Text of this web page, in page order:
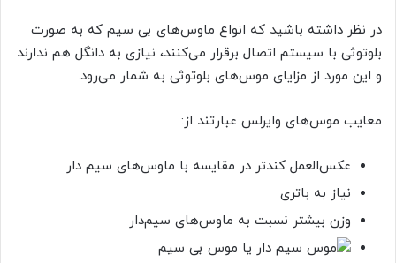
در نظر داشته باشید که انواع ماوس‌های بی سیم که به صورت
بلوتوثی با سیستم اتصال برقرار می‌کنند، نیازی به دانگل هم ندارند
و این مورد از مزایای موس‌های بلوتوثی به شمار می‌رود.
معایب موس‌های وایرلس عبارتند از:
عکس‌العمل کندتر در مقایسه با ماوس‌های سیم دار
نیاز به باتری
وزن بیشتر نسبت به ماوس‌های سیم‌دار